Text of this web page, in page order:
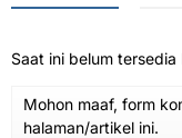
Saat ini belum tersedia
Mohon maaf, form
halaman/artikel ini.